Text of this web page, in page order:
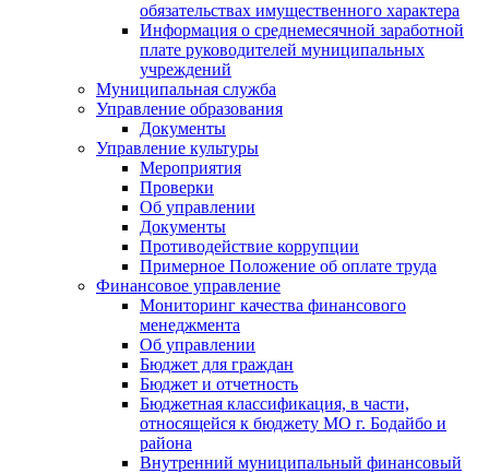
обязательствах имущественного характера
Информация о среднемесячной заработной
плате руководителей муниципальных
учреждений
Муниципальная служба
Управление образования
Документы
Управление культуры
Мероприятия
Проверки
Об управлении
Документы
Противодействие коррупции
Примерное Положение об оплате труда
Финансовое управление
Мониторинг качества финансового
менеджмента
Об управлении
Бюджет для граждан
Бюджет и отчетность
Бюджетная классификация, в части,
относящейся к бюджету МО г. Бодайбо и
района
Внутренний муниципальный финансовый